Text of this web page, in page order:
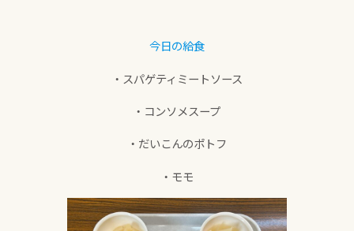
今日の給食
・スパゲティミートソース
・コンソメスープ
・だいこんのポトフ
・モモ